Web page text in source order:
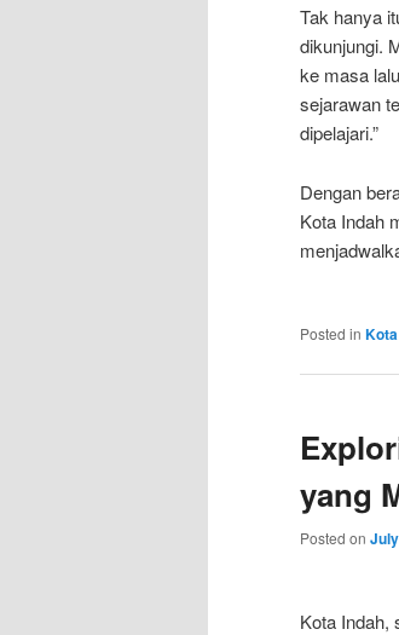
Tak hanya
dikunjungi.
ke masa
sejarawan
dipelajari.”
Dengan
Kota Indah
Posted in Kota
yang
Posted on
Kota Indah,